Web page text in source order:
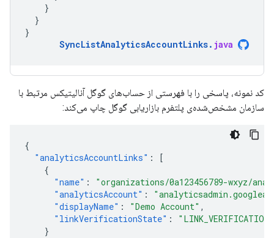
}
}
}
SyncListAnalyticsAccountLinks. java
کد نمونه، پاسخی را با فهرستی از حساب‌های گوگل آنالیتیکس مرتبط با
سازمان مشخص‌شده‌ی پلتفرم بازاریابی گوگل چاپ می‌کند:
{
"analyticsAccountLinks" :
[
{
"name" :
"organizations/0a123456789-wxyz/
"analyticsAccount" :
"displayName" : "Demo Account" ,
"linkVerificationState" :
}